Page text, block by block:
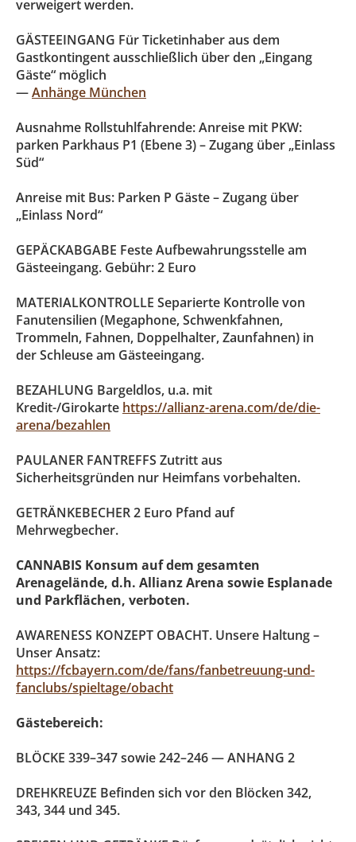
verweigert werden.
GÄSTEEINGANG Für Ticketinhaber aus dem
Gastkontingent ausschließlich über den „Eingang
Gäste“ möglich
—Anhänge München
Ausnahme Rollstuhlfahrende: Anreise mit PKW:
parken Parkhaus P1 (Ebene 3) – Zugang über „Einlass
Süd“
Anreise mit Bus: Parken P Gäste – Zugang über
„Einlass Nord“
GEPÄCKABGABE Feste Aufbewahrungsstelle am
Gästeeingang. Gebühr: 2 Euro
MATERIALKONTROLLE Separierte Kontrolle von
Fanutensilien (Megaphone, Schwenkfahnen,
Trommeln, Fahnen, Doppelhalter, Zaunfahnen) in
der Schleuse am Gästeeingang.
BEZAHLUNG Bargeldlos, u.a. mit
Kredit-/Girokarte https://allianz-arena.com/de/die-
arena/bezahlen
PAULANER FANTREFFS Zutritt aus
Sicherheitsgründen nur Heimfans vorbehalten.
GETRÄNKEBECHER 2 Euro Pfand auf
Mehrwegbecher.
CANNABIS Konsum auf dem gesamten
Arenagelände, d.h. Allianz Arena sowie Esplanade
und Parkflächen, verboten.
AWARENESS KONZEPT OBACHT. Unsere Haltung –
Unser Ansatz:
https://fcbayern.com/de/fans/fanbetreuung-und-
fanclubs/spieltage/obacht
Gästebereich:
BLÖCKE 339–347 sowie 242–246 — ANHANG 2
DREHKREUZE Befinden sich vor den Blöcken 342,
343, 344 und 345.